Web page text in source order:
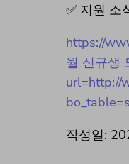
✅ 지원 소
https://
월 신규생
url=http://
작성일: